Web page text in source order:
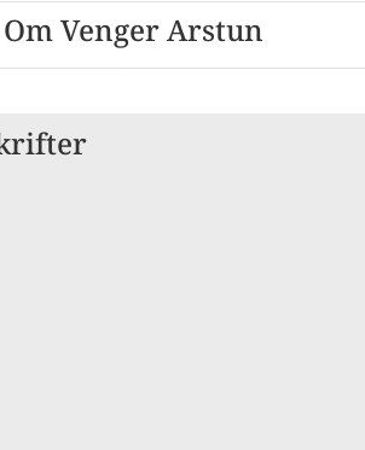
Om Venger Arstun